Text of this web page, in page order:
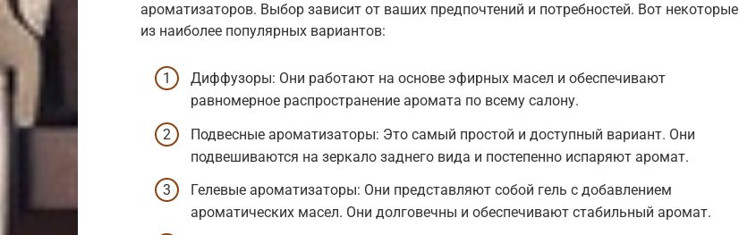
ароматизаторов. Выбор зависит от ваших предпочтений и потребностей. Вот некоторые
из наиболее популярных вариантов:
Диффузоры: Они работают на основе эфирных масел и обеспечивают
равномерное распространение аромата по всему салону.
Подвесные ароматизаторы: Это самый простой и доступный вариант. Они
подвешиваются на зеркало заднего вида и постепенно испаряют аромат.
Гелевые ароматизаторы: Они представляют собой гель с добавлением
ароматических масел. Они долговечны и обеспечивают стабильный аромат.